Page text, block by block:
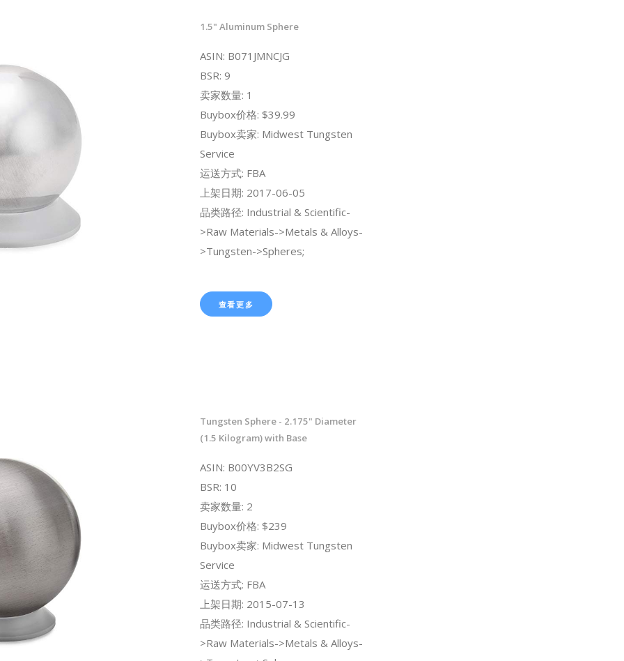
1.5" Aluminum Sphere
ASIN: B071JMNCJG
BSR: 9
卖家数量: 1
Buybox价格: $39.99
Buybox卖家: Midwest Tungsten
Service
运送方式: FBA
上架日期: 2017-06-05
品类路径: Industrial & Scientific-
>Raw Materials->Metals & Alloys-
>Tungsten->Spheres;
查看更多
Tungsten Sphere - 2.175" Diameter
(1.5 Kilogram) with Base
ASIN: B00YV3B2SG
BSR: 10
卖家数量: 2
Buybox价格: $239
Buybox卖家: Midwest Tungsten
Service
运送方式: FBA
上架日期: 2015-07-13
品类路径: Industrial & Scientific-
>Raw Materials->Metals & Alloys-